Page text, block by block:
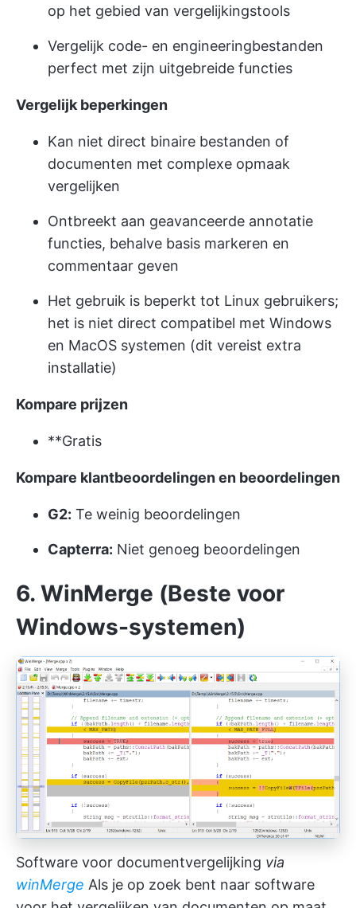
op het gebied van vergelijkingstools
Vergelijk code- en engineeringbestanden
perfect met zijn uitgebreide functies
Vergelijk beperkingen
Kan niet direct binaire bestanden of
documenten met complexe opmaak
vergelijken
Ontbreekt aan geavanceerde annotatie
functies, behalve basis markeren en
commentaar geven
Het gebruik is beperkt tot Linux gebruikers;
het is niet direct compatibel met Windows
en MacOS systemen (dit vereist extra
installatie)
Kompare prijzen
**Gratis
Kompare klantbeoordelingen en beoordelingen
G2: Te weinig beoordelingen
Capterra: Niet genoeg beoordelingen
6. WinMerge (Beste voor
Windows-systemen)
Software voor documentvergelijking via
winMerge Als je op zoek bent naar software